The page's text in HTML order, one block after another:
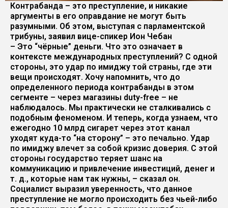
Контрабанда – это преступление, и никакие
аргументы в его оправдание не могут быть
разумными. Об этом, выступая с парламентской
трибуны, заявил вице-спикер Ион Чебан
– Это “чёрные” деньги. Что это означает в
контексте международных преступлений? С одной
стороны, это удар по имиджу той страны, где эти
вещи происходят. Хочу напомнить, что до
определенного периода контрабанды в этом
сегменте – через магазины duty-free – не
наблюдалось. Мы практически не сталкивались с
подобным феноменом. И теперь, когда узнаем, что
ежегодно 10 млрд сигарет через этот канал
уходят куда-то “на сторону” – это печально. Удар
по имиджу влечет за собой кризис доверия. С этой
стороны государство теряет шанс на
коммуникацию и привлечение инвестиций, денег и
т. д., которые нам так нужны, – сказал он.
Социалист выразил уверенность, что данное
преступление не могло происходить без чьей-либо